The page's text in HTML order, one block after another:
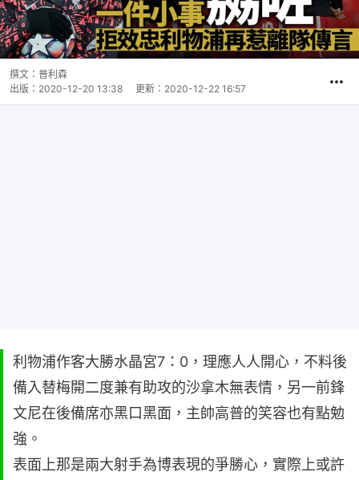
撰文： 普利森
出版： 2020-12-20 13:38 更新： 2020-12-22 16:57
利物浦作客大勝水晶宮7：0，理應人人開心，不料後
備入替梅開二度兼有助攻的沙拿木無表情，另一前鋒
文尼在後備席亦黑口黑面，主帥高普的笑容也有點勉
強。
表面上那是兩大射手為博表現的爭勝心，實際上或許